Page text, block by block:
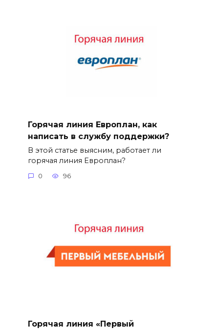
Горячая линия Европлан, как
написать в службу поддержки?
В этой статье выясним, работает ли
горячая линия Европлан?
0 96
Горячая линия «Первый